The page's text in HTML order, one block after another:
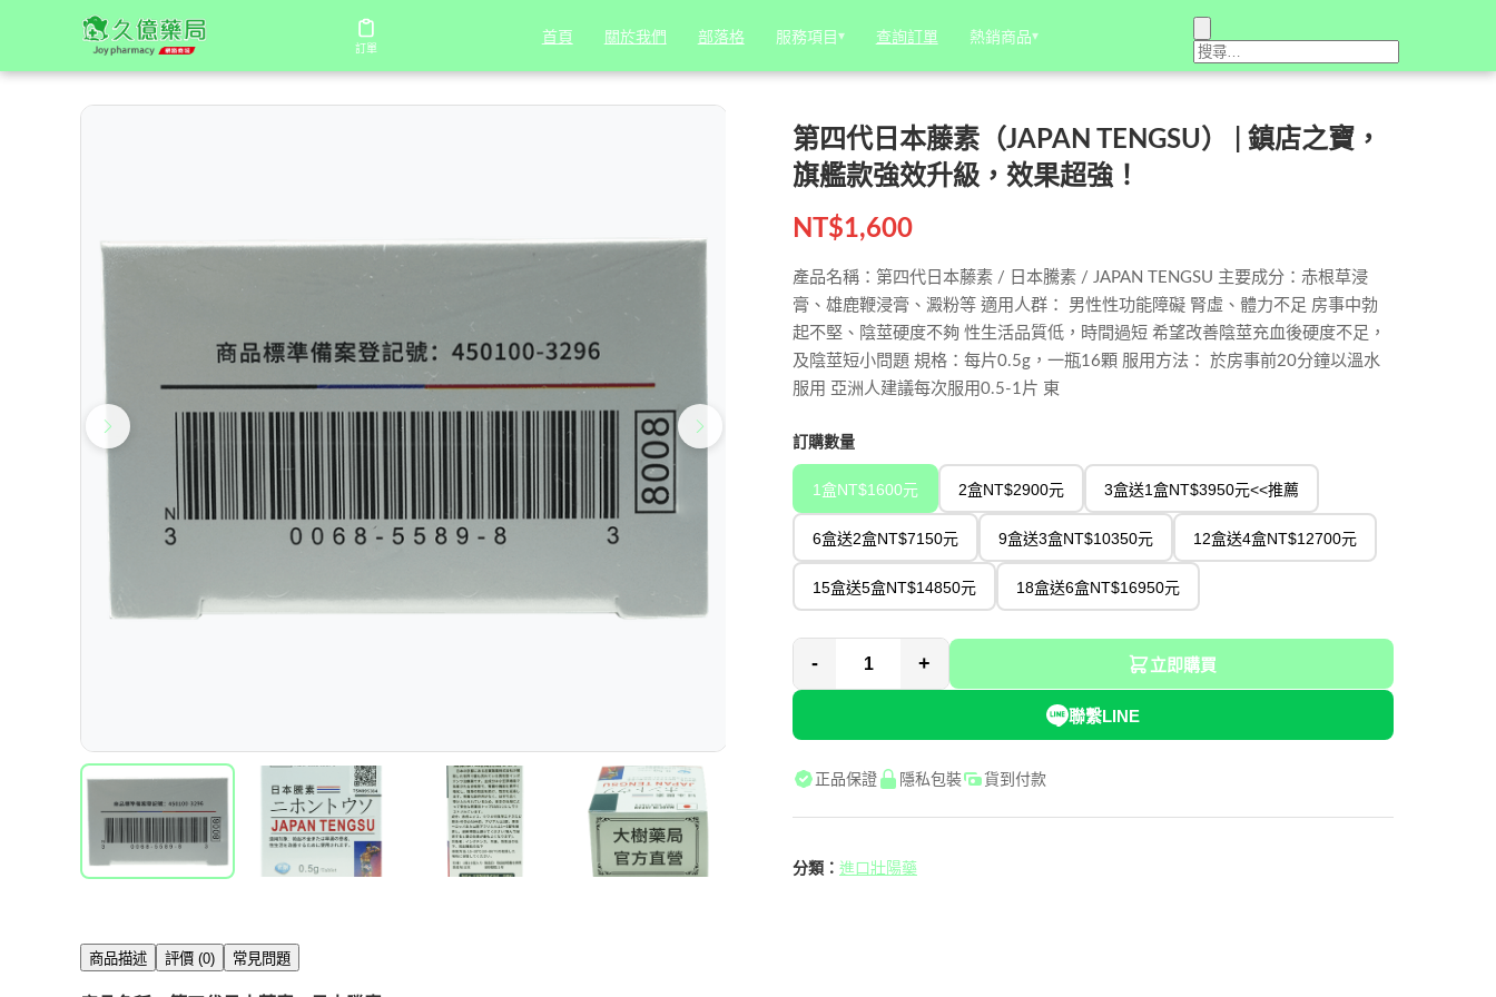
訂單
首頁 關於我們 部落格 服務項目 ▾ 查詢訂單 熱銷商品▾
訂單
首頁 關於我們 部落格 服務項目 ▾ 查詢訂單 熱銷商品▾
首頁 / 商店 / 進口壯陽藥 第四代日本藤素（JAPAN TENGSU） | 鎮店之寶，旗艦款強效升級，效果超強！
第四代日本藤素（JAPAN TENGSU） | 鎮店之寶，
旗艦款強效升級，效果超強！
NT$1,600
產品名稱：第四代日本藤素 / 日本騰素 / JAPAN TENGSU 主要成分：赤根草浸
膏、雄鹿鞭浸膏、澱粉等 適用人群： 男性性功能障礙 腎虛、體力不足 房事中勃
起不堅、陰莖硬度不夠 性生活品質低，時間過短 希望改善陰莖充血後硬度不足，
及陰莖短小問題 規格：每片0.5g，一瓶16顆 服用方法： 於房事前20分鐘以溫水
服用 亞洲人建議每次服用0.5-1片 東
訂購數量
1盒NT$1600元 2盒NT$2900元 3盒送1盒NT$3950元<<推薦
6盒送2盒NT$7150元 9盒送3盒NT$10350元 12盒送4盒NT$12700元
15盒送5盒NT$14850元 18盒送6盒NT$16950元
- + 立即購買
聯繫LINE
正品保證 隱私包裝 貨到付款
分類： 進口壯陽藥
商品描述 評價 (0) 常見問題